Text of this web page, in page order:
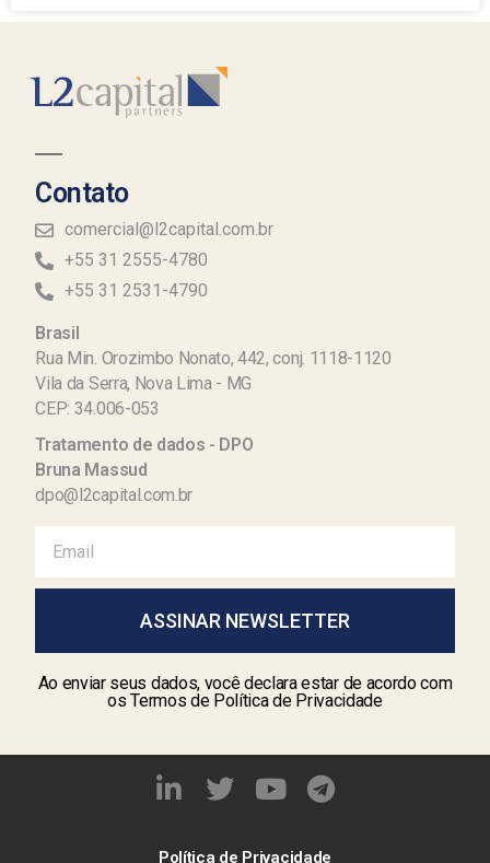
Contato
comercial@l2capital.com.br
+55 31 2555-4780
+55 31 2531-4790
Brasil
Rua Min. Orozimbo Nonato, 442, conj. 1118-1120
Vila da Serra, Nova Lima - MG
CEP: 34.006-053
Tratamento de dados - DPO
Bruna Massud
dpo@l2capital.com.br
ASSINAR NEWSLETTER
Ao enviar seus dados, você declara estar de acordo com
os Termos de Política de Privacidade
Política de Privacidade